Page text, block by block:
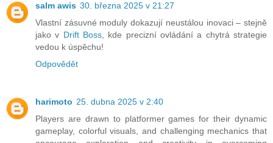
salm awis 30. března 2025 v 21:27
Vlastní zásuvné moduly dokazují neustálou inovaci – stejně
jako v Drift Boss , kde precizní ovládání a chytrá strategie
vedou k úspěchu!
Odpovědět
harimoto 25. dubna 2025 v 2:40
Players are drawn to platformer games for their dynamic
gameplay, colorful visuals, and challenging mechanics that